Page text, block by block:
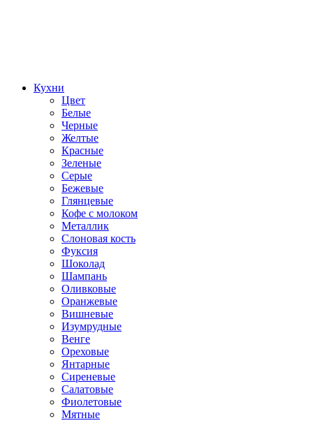
Кухни
Цвет
Белые
Черные
Желтые
Красные
Зеленые
Серые
Бежевые
Глянцевые
Кофе с молоком
Металлик
Слоновая кость
Фуксия
Шоколад
Шампань
Оливковые
Оранжевые
Вишневые
Изумрудные
Венге
Ореховые
Янтарные
Сиреневые
Салатовые
Фиолетовые
Мятные